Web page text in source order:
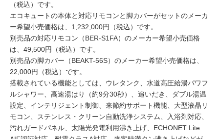
（税込）です。
エコキュートの本体と対応リモコンと脚カバーがセットのメーカ
ー希望小売価格は、1,232,000円（税込）です。
別売品の対応リモコン（BER-S1FA）のメーカー希望小売価格
は、49,500円（税込）です。
別売品の脚カバー（BEAKT-56S）のメーカー希望小売価格は、
22,000円（税込）です。
搭載されている機能としては、ウレタンク、水道高圧給湯パワフ
ルシャワー、高速湯はり（約9分30秒）、追いだき、ダブル湯温
設定、インテリジェント制御、来節約サポート機能、大型液晶リ
モコン、ステンレス・クリーン自動洗浄システム、入浴剤対応、
汚れガードパネル、太陽光発電利用沸き上げ、ECHONET Lite